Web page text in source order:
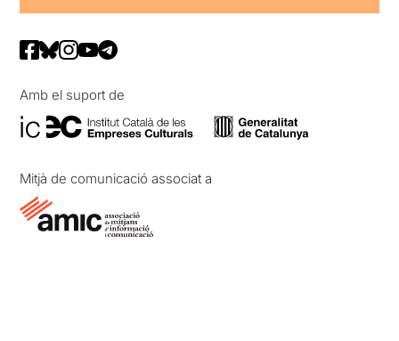
Amb el suport de
Mitjà de comunicació associat a